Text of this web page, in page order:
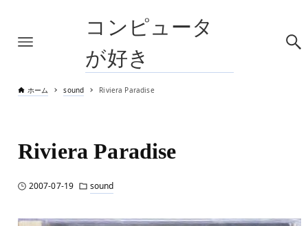
コンピュータ
が好き
ホーム sound Riviera Paradise
Riviera Paradise
2007-07-19 sound